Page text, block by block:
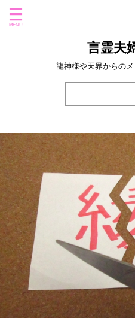
言霊夫
龍神様や天界からの